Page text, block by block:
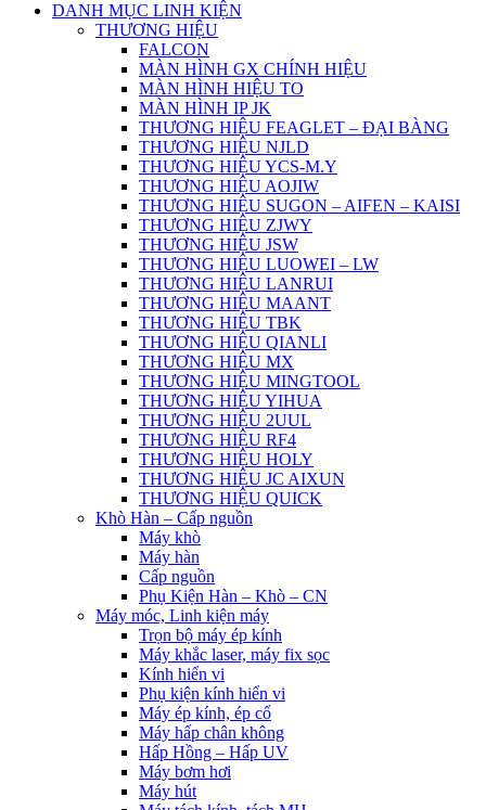
DANH MỤC LINH KIỆN
THƯƠNG HIỆU
FALCON
MÀN HÌNH GX CHÍNH HIỆU
MÀN HÌNH HIỆU TO
MÀN HÌNH IP JK
THƯƠNG HIỆU FEAGLET – ĐẠI BÀNG
THƯƠNG HIỆU NJLD
THƯƠNG HIỆU YCS-M.Y
THƯƠNG HIỆU AOJIW
THƯƠNG HIỆU SUGON – AIFEN – KAISI
THƯƠNG HIỆU ZJWY
THƯƠNG HIỆU JSW
THƯƠNG HIỆU LUOWEI – LW
THƯƠNG HIỆU LANRUI
THƯƠNG HIỆU MAANT
THƯƠNG HIỆU TBK
THƯƠNG HIỆU QIANLI
THƯƠNG HIỆU MX
THƯƠNG HIỆU MINGTOOL
THƯƠNG HIỆU YIHUA
THƯƠNG HIỆU 2UUL
THƯƠNG HIỆU RF4
THƯƠNG HIỆU HOLY
THƯƠNG HIỆU JC AIXUN
THƯƠNG HIỆU QUICK
Khò Hàn – Cấp nguồn
Máy khò
Máy hàn
Cấp nguồn
Phụ Kiện Hàn – Khò – CN
Máy móc, Linh kiện máy
Trọn bộ máy ép kính
Máy khắc laser, máy fix sọc
Kính hiển vi
Phụ kiện kính hiển vi
Máy ép kính, ép cổ
Máy hấp chân không
Hấp Hồng – Hấp UV
Máy bơm hơi
Máy hút